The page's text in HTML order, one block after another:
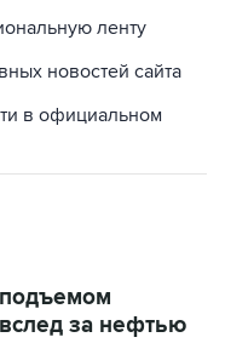
ленту
новостей сайта
в официальном
за нефтью